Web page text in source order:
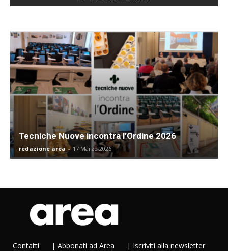
Tecniche Nuove incontra l’Ordine 2026
redazione area - 17 Marzo 2026
Contatti | Abbonati ad Area | Iscriviti alla newsletter